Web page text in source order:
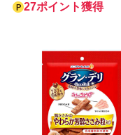
27ポイント獲得